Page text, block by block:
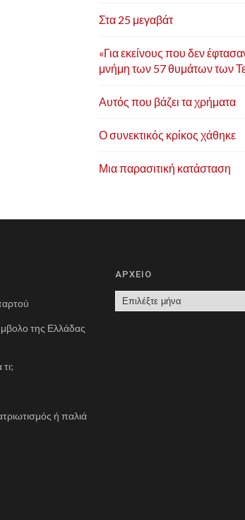
Στα 25 μεγαβάτ
«Για εκείνους που δεν
μνήμη των 57 θυμάτων των
Αυτός που βάζει τα χρήματα
Ο συνεκτικός κρίκος χάθηκε
Μια παρασιτική κατάσταση
της Ελλάδας
ή παλιά
ΑΡΧΕΙΟ